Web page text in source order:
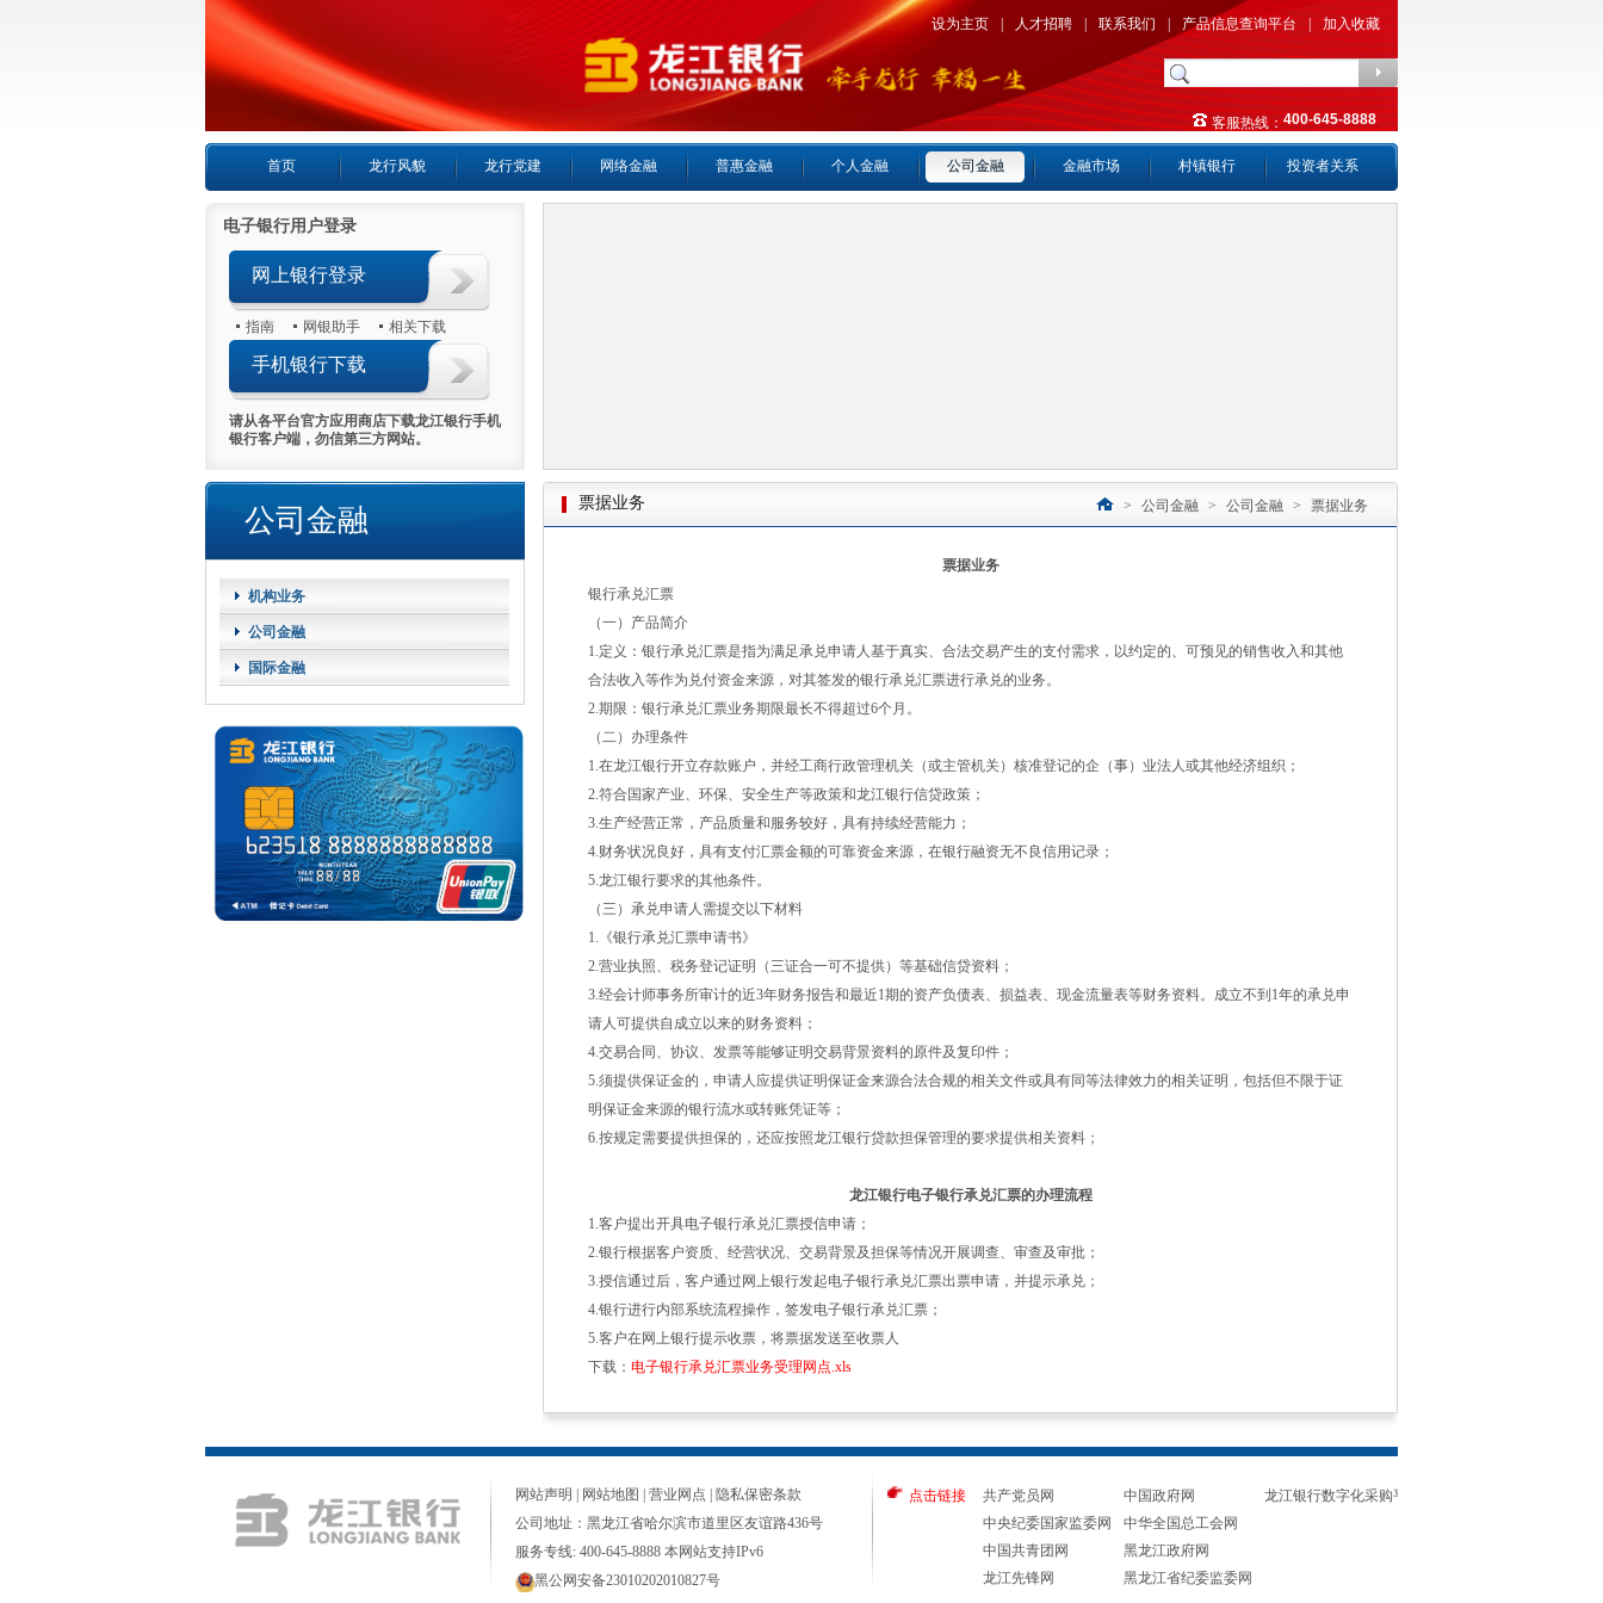
设为主页 人才招聘 联系我们 产品信息查询平台 加入收藏
客服热线：400-645-8888
首页 龙行风貌 龙行党建 网络金融 普惠金融 个人金融 公司金融 金融市场 村镇银行 投资者关系
电子银行用户登录
网上银行登录
指南 网银助手 相关下载
手机银行下载
请从各平台官方应用商店下载龙江银行手机
银行客户端，勿信第三方网站。
公司金融
机构业务
公司金融
国际金融
票据业务 > 公司金融 > 公司金融 > 票据业务
票据业务
银行承兑汇票
（一）产品简介
1.定义：银行承兑汇票是指为满足承兑申请人基于真实、合法交易产生的支付需求，以约定的、可预见的销售收入和其他
合法收入等作为兑付资金来源，对其签发的银行承兑汇票进行承兑的业务。
2.期限：银行承兑汇票业务期限最长不得超过6个月。
（二）办理条件
1.在龙江银行开立存款账户，并经工商行政管理机关（或主管机关）核准登记的企（事）业法人或其他经济组织；
2.符合国家产业、环保、安全生产等政策和龙江银行信贷政策；
3.生产经营正常，产品质量和服务较好，具有持续经营能力；
4.财务状况良好，具有支付汇票金额的可靠资金来源，在银行融资无不良信用记录；
5.龙江银行要求的其他条件。
（三）承兑申请人需提交以下材料
1.《银行承兑汇票申请书》
2.营业执照、税务登记证明（三证合一可不提供）等基础信贷资料；
3.经会计师事务所审计的近3年财务报告和最近1期的资产负债表、损益表、现金流量表等财务资料。成立不到1年的承兑申
请人可提供自成立以来的财务资料；
4.交易合同、协议、发票等能够证明交易背景资料的原件及复印件；
5.须提供保证金的，申请人应提供证明保证金来源合法合规的相关文件或具有同等法律效力的相关证明，包括但不限于证
明保证金来源的银行流水或转账凭证等；
6.按规定需要提供担保的，还应按照龙江银行贷款担保管理的要求提供相关资料；
龙江银行电子银行承兑汇票的办理流程
1.客户提出开具电子银行承兑汇票授信申请；
2.银行根据客户资质、经营状况、交易背景及担保等情况开展调查、审查及审批；
3.授信通过后，客户通过网上银行发起电子银行承兑汇票出票申请，并提示承兑；
4.银行进行内部系统流程操作，签发电子银行承兑汇票；
5.客户在网上银行提示收票，将票据发送至收票人
下载： 电子银行承兑汇票业务受理网点.xls
网站声明 网站地图 营业网点
隐私保密条款
公司地址：黑龙江省哈尔滨市道里区友谊路436号
服务专线: 400-645-8888 本网站支持IPv6
黑公网安备23010202010827号
点击链接
共产党员网
中央纪委国家监委网
中国共青团网
龙江先锋网
中国政府网
中华全国总工会网
黑龙江政府网
黑龙江省纪委监委网
龙江银行数字化采购平台